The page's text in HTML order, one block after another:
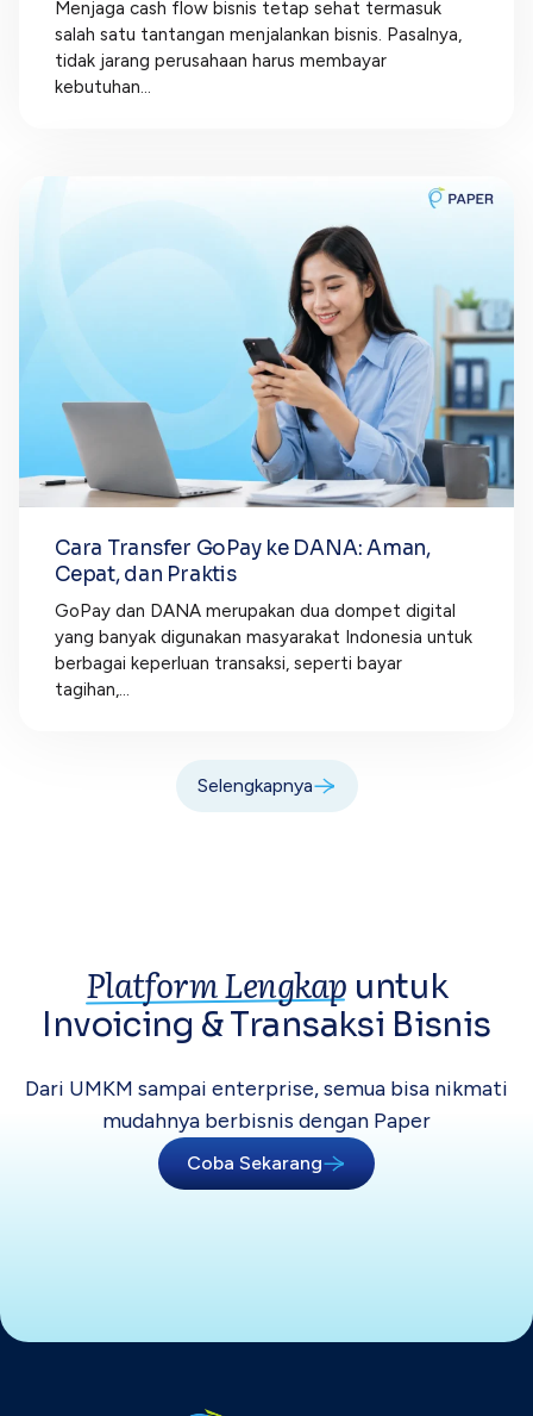
Menjaga cash flow bisnis tetap sehat termasuk
salah satu tantangan menjalankan bisnis. Pasalnya,
tidak jarang perusahaan harus membayar
kebutuhan...
Cara Transfer GoPay ke DANA: Aman,
Cepat, dan Praktis
GoPay dan DANA merupakan dua dompet digital
yang banyak digunakan masyarakat Indonesia untuk
berbagai keperluan transaksi, seperti bayar
tagihan,...
Selengkapnya
Platform Lengkap untuk
Invoicing &Transaksi Bisnis
Dari UMKM sampai enterprise, semua bisa nikmati
mudahnya berbisnis dengan Paper
Coba Sekarang